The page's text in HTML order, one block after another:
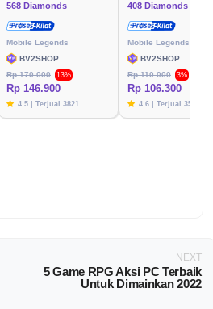
568 Diamonds
Mobile Legends
BV2SHOP
Rp 170.000
13%
Rp 146.900
4.5 | Terjual 3821
408 Diamonds
Mobile Legends
BV2SHOP
Rp 110.000
3%
Rp 106.300
4.6 | Terjual 3576
NEXT
5 Game RPG Aksi PC Terbaik
Untuk Dimainkan 2022